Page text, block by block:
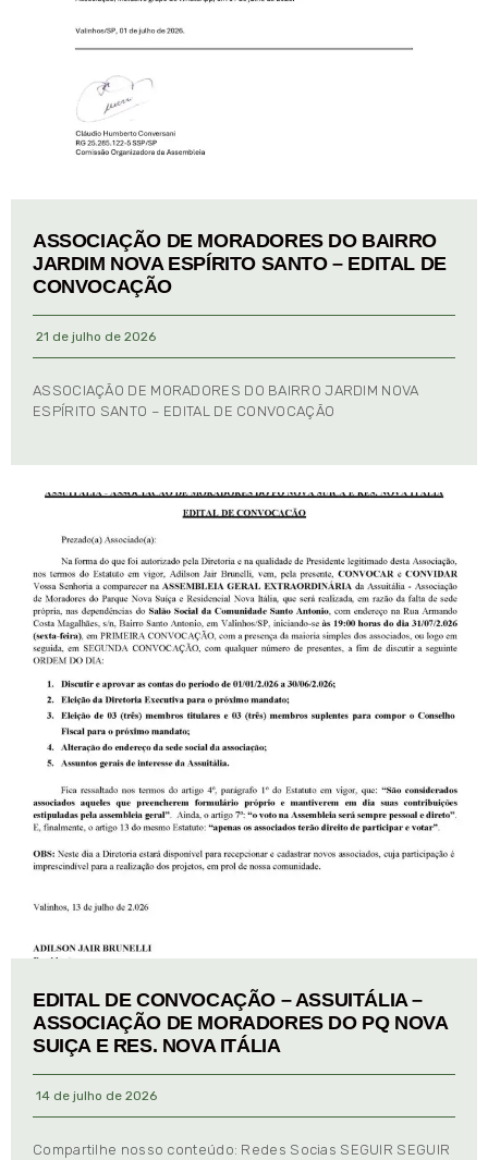
ASSOCIAÇÃO DE MORADORES DO BAIRRO
JARDIM NOVA ESPÍRITO SANTO – EDITAL DE
CONVOCAÇÃO
21 de julho de 2026
ASSOCIAÇÃO DE MORADORES DO BAIRRO JARDIM NOVA
ESPÍRITO SANTO – EDITAL DE CONVOCAÇÃO
EDITAL DE CONVOCAÇÃO – ASSUITÁLIA –
ASSOCIAÇÃO DE MORADORES DO PQ NOVA
SUIÇA E RES. NOVA ITÁLIA
14 de julho de 2026
Compartilhe nosso conteúdo: Redes Socias SEGUIR SEGUIR